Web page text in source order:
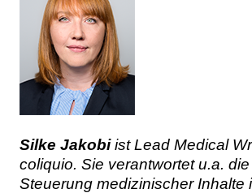
Silke Jakobiist Lead Medical
coliquio. Sie verantwortet u.a.
Steuerung medizinischer Inhalte